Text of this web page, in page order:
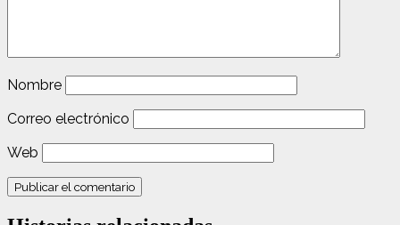
Nombre
Correo electrónico
Web